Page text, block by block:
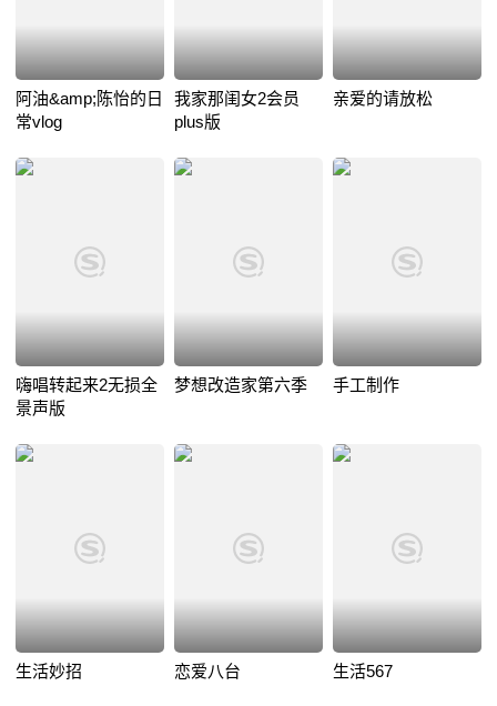
阿油&amp;陈怡的日
常vlog
我家那闺女2会员
plus版
亲爱的请放松
嗨唱转起来2无损全
景声版
梦想改造家第六季 手工制作
生活妙招 恋爱八台 生活567